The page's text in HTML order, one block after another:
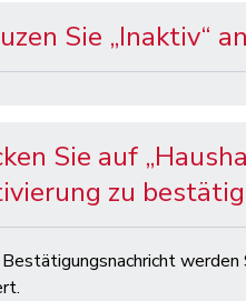
Sie „Inaktiv“
Sie auf
zu
Bestätigungsnachricht